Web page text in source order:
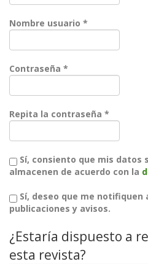
Nombre usuario *
Contraseña *
Repita la contraseña *
almacenen de acuerdo con la
publicaciones y avisos.
¿Estaría dispuesto a
esta revista?